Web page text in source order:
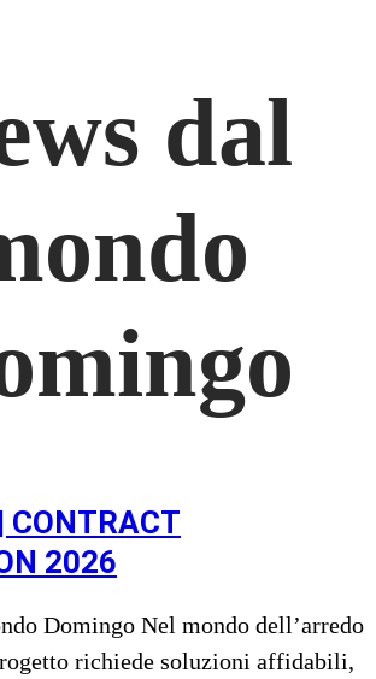
dal
CONTRACT
2026
Domingo Nel mondo dell’arredo
richiede soluzioni affidabili,